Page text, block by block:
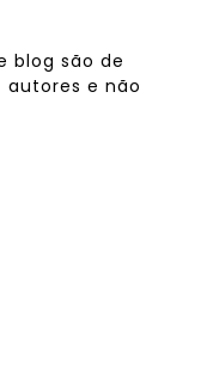
blog são de
autores e não